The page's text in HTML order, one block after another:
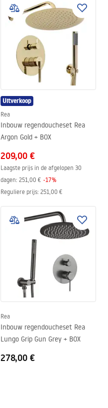
Uitverkoop
Rea
Inbouw regendoucheset Rea
Argon Gold + BOX
209,00 €
Laagste prijs in de afgelopen 30
dagen: 251,00 € -17%
Reguliere prijs: 251,00 €
Rea
Inbouw regendoucheset Rea
Lungo Grip Gun Grey + BOX
278,00 €